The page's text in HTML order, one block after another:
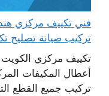
تركيب صيانة تصليح
تكييف مركزي
أعطال المكيفات
تركيب جميع القطع